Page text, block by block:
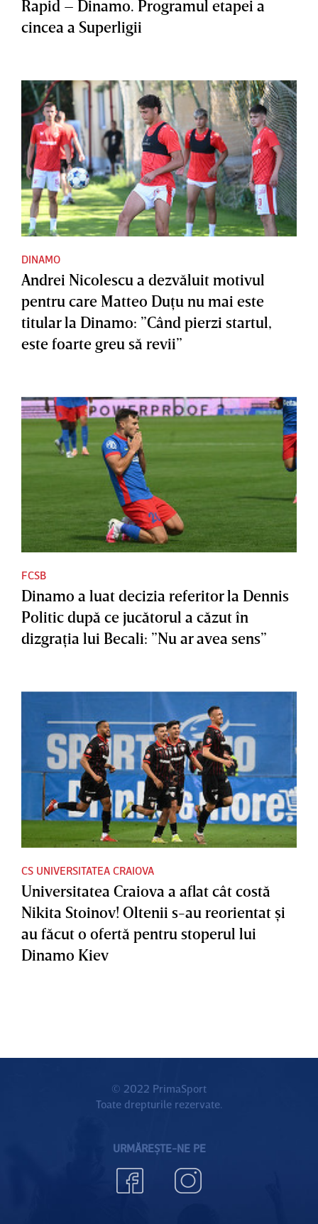
Rapid – Dinamo. Programul etapei a
cincea a Superligii
DINAMO
Andrei Nicolescu a dezvăluit motivul
pentru care Matteo Duţu nu mai este
titular la Dinamo: ”Când pierzi startul,
este foarte greu să revii”
FCSB
Dinamo a luat decizia referitor la Dennis
Politic după ce jucătorul a căzut în
dizgraţia lui Becali: ”Nu ar avea sens”
CS UNIVERSITATEA CRAIOVA
Universitatea Craiova a aflat cât costă
Nikita Stoinov! Oltenii s-au reorientat şi
au făcut o ofertă pentru stoperul lui
Dinamo Kiev
© 2022 PrimaSport
Toate drepturile rezervate.
URMĂREȘTE-NE PE